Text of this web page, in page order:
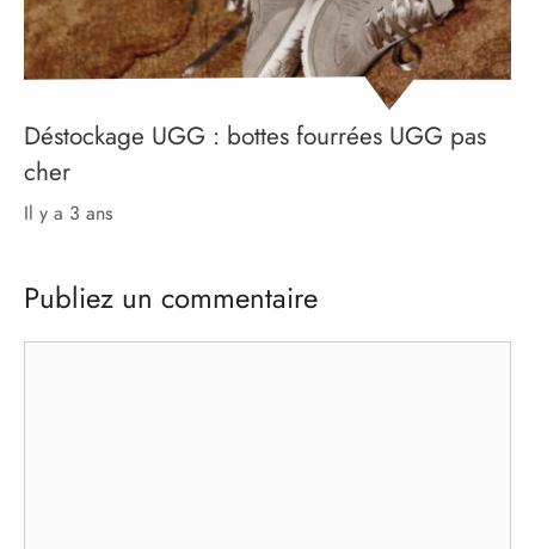
Déstockage UGG : bottes fourrées UGG pas
cher
il y a 3 ans
Publiez un commentaire